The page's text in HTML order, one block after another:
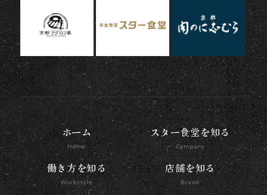
ホーム
Home
スター食堂を知る
Company
働き方を知る
Workstyle
店舗を知る
Brand